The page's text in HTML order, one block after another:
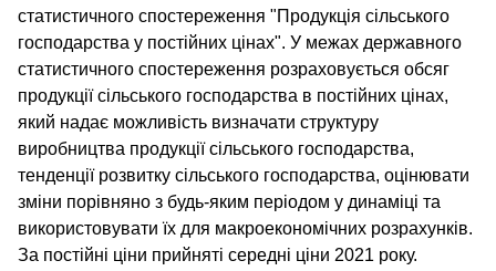
статистичного спостереження "Продукція сільського
господарства у постійних цінах". У межах державного
статистичного спостереження розраховується обсяг
продукції сільського господарства в постійних цінах,
який надає можливість визначати структуру
виробництва продукції сільського господарства,
тенденції розвитку сільського господарства, оцінювати
зміни порівняно з будь-яким періодом у динаміці та
використовувати їх для макроекономічних розрахунків.
За постійні ціни прийняті середні ціни 2021 року.